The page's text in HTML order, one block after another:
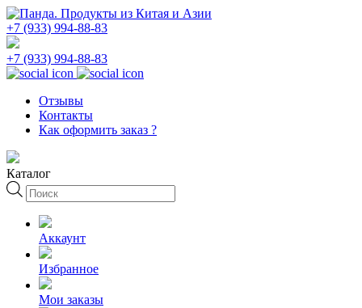
+7 (933) 994-88-83
+7 (933) 994-88-83
Отзывы
Контакты
Как оформить заказ ?
Каталог
Поиск
товаров
Аккаунт
Избранное
Мои заказы